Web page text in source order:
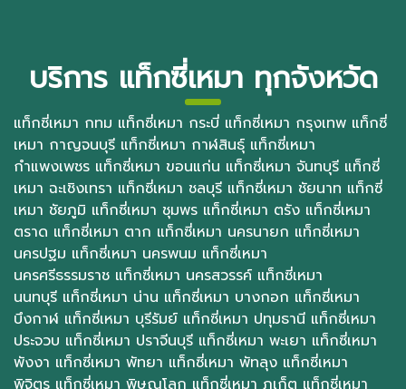
บริการ แท็กซี่เหมา ทุกจังหวัด
แท็กซี่เหมา กทม แท็กซี่เหมา กระบี่ แท็กซี่เหมา กรุงเทพ แท็กซี่
เหมา กาญจนบุรี แท็กซี่เหมา กาฬสินธุ์ แท็กซี่เหมา
กำแพงเพชร แท็กซี่เหมา ขอนแก่น แท็กซี่เหมา จันทบุรี แท็กซี่
เหมา ฉะเชิงเทรา แท็กซี่เหมา ชลบุรี แท็กซี่เหมา ชัยนาท แท็กซี่
เหมา ชัยภูมิ แท็กซี่เหมา ชุมพร แท็กซี่เหมา ตรัง แท็กซี่เหมา
ตราด แท็กซี่เหมา ตาก แท็กซี่เหมา นครนายก แท็กซี่เหมา
นครปฐม แท็กซี่เหมา นครพนม แท็กซี่เหมา
นครศรีธรรมราช แท็กซี่เหมา นครสวรรค์ แท็กซี่เหมา
นนทบุรี แท็กซี่เหมา น่าน แท็กซี่เหมา บางกอก แท็กซี่เหมา
บึงกาฬ แท็กซี่เหมา บุรีรัมย์ แท็กซี่เหมา ปทุมธานี แท็กซี่เหมา
ประจวบ แท็กซี่เหมา ปราจีนบุรี แท็กซี่เหมา พะเยา แท็กซี่เหมา
พังงา แท็กซี่เหมา พัทยา แท็กซี่เหมา พัทลุง แท็กซี่เหมา
พิจิตร แท็กซี่เหมา พิษณุโลก แท็กซี่เหมา ภูเก็ต แท็กซี่เหมา